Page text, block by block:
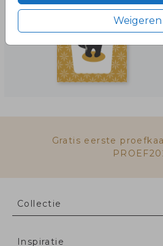
Weigeren
Gratis eerste
Collectie
Inspiratie